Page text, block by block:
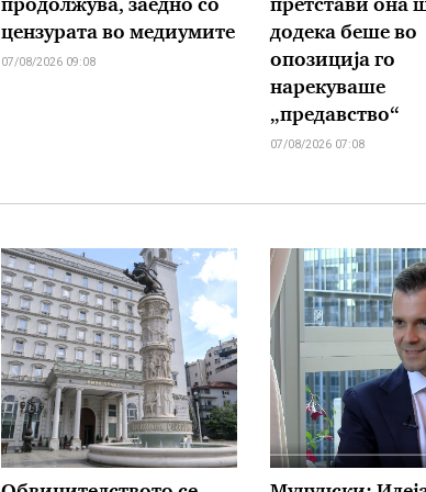
продолжува, заедно со
цензурата во медиумите
07/08/2026 09:08
претстави она
додека беше во
опозиција го
нарекуваше
„предавство“
07/08/2026 07:08